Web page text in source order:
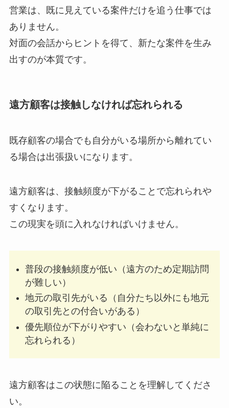
営業は、既に見えている案件だけを追う仕事では
ありません。
対面の会話からヒントを得て、新たな案件を生み
出すのが本質です。
遠方顧客は接触しなければ忘れられる
既存顧客の場合でも自分がいる場所から離れてい
る場合は出張扱いになります。
遠方顧客は、接触頻度が下がることで忘れられや
すくなります。
この現実を頭に入れなければいけません。
普段の接触頻度が低い（遠方のため定期訪問
が難しい）
地元の取引先がいる（自分たち以外にも地元
の取引先との付合いがある）
優先順位が下がりやすい（会わないと単純に
忘れられる）
遠方顧客はこの状態に陥ることを理解してくださ
い。